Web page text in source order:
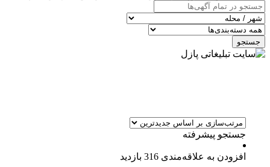
جستجو
جستجو پیشرفته
افزودن به علاقه‌مندی 316 بازدید